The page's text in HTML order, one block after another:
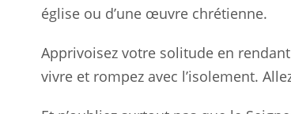
église ou d’une œuvre chrétienne.
Apprivoisez votre solitude en
vivre et rompez avec l’isolement.